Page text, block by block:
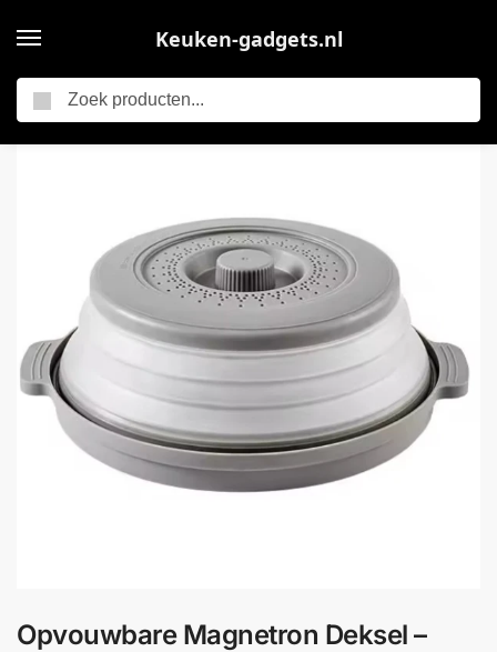
Keuken-gadgets.nl
Opvouwbare Magnetron Deksel – Anti-Spat Magnetron Cover – Magnetron Afdekking tegen Spatten – Multifunctionele Splatter Guard & Stoomdeksel Keuken Accessoire – Grijs
Opvouwbare Magnetron Deksel –